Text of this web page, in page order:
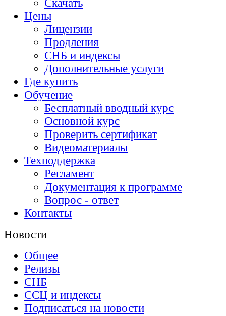
Скачать
Цены
Лицензии
Продления
СНБ и индексы
Дополнительные услуги
Где купить
Обучение
Бесплатный вводный курс
Основной курс
Проверить сертификат
Видеоматериалы
Техподдержка
Регламент
Документация к программе
Вопрос - ответ
Контакты
Новости
Общее
Релизы
СНБ
ССЦ и индексы
Подписаться на новости